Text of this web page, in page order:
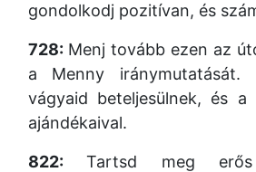
gondolkodj pozitívan, és
728: Menj tovább ezen az
a Menny
vágyaid beteljesülnek, és a
ajándékaival.
822:Tartsd meg